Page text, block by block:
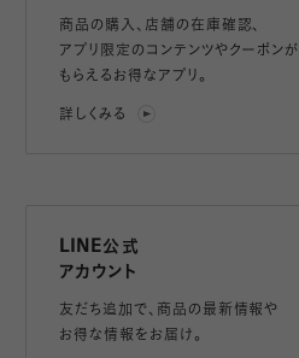
商品の購入、店舗の在庫確認、
アプリ限定のコンテンツやクーポンが
もらえるお得なアプリ。
詳しくみる
LINE公式
アカウント
友だち追加で、 商品の最新情報や
お得な情報をお届け。